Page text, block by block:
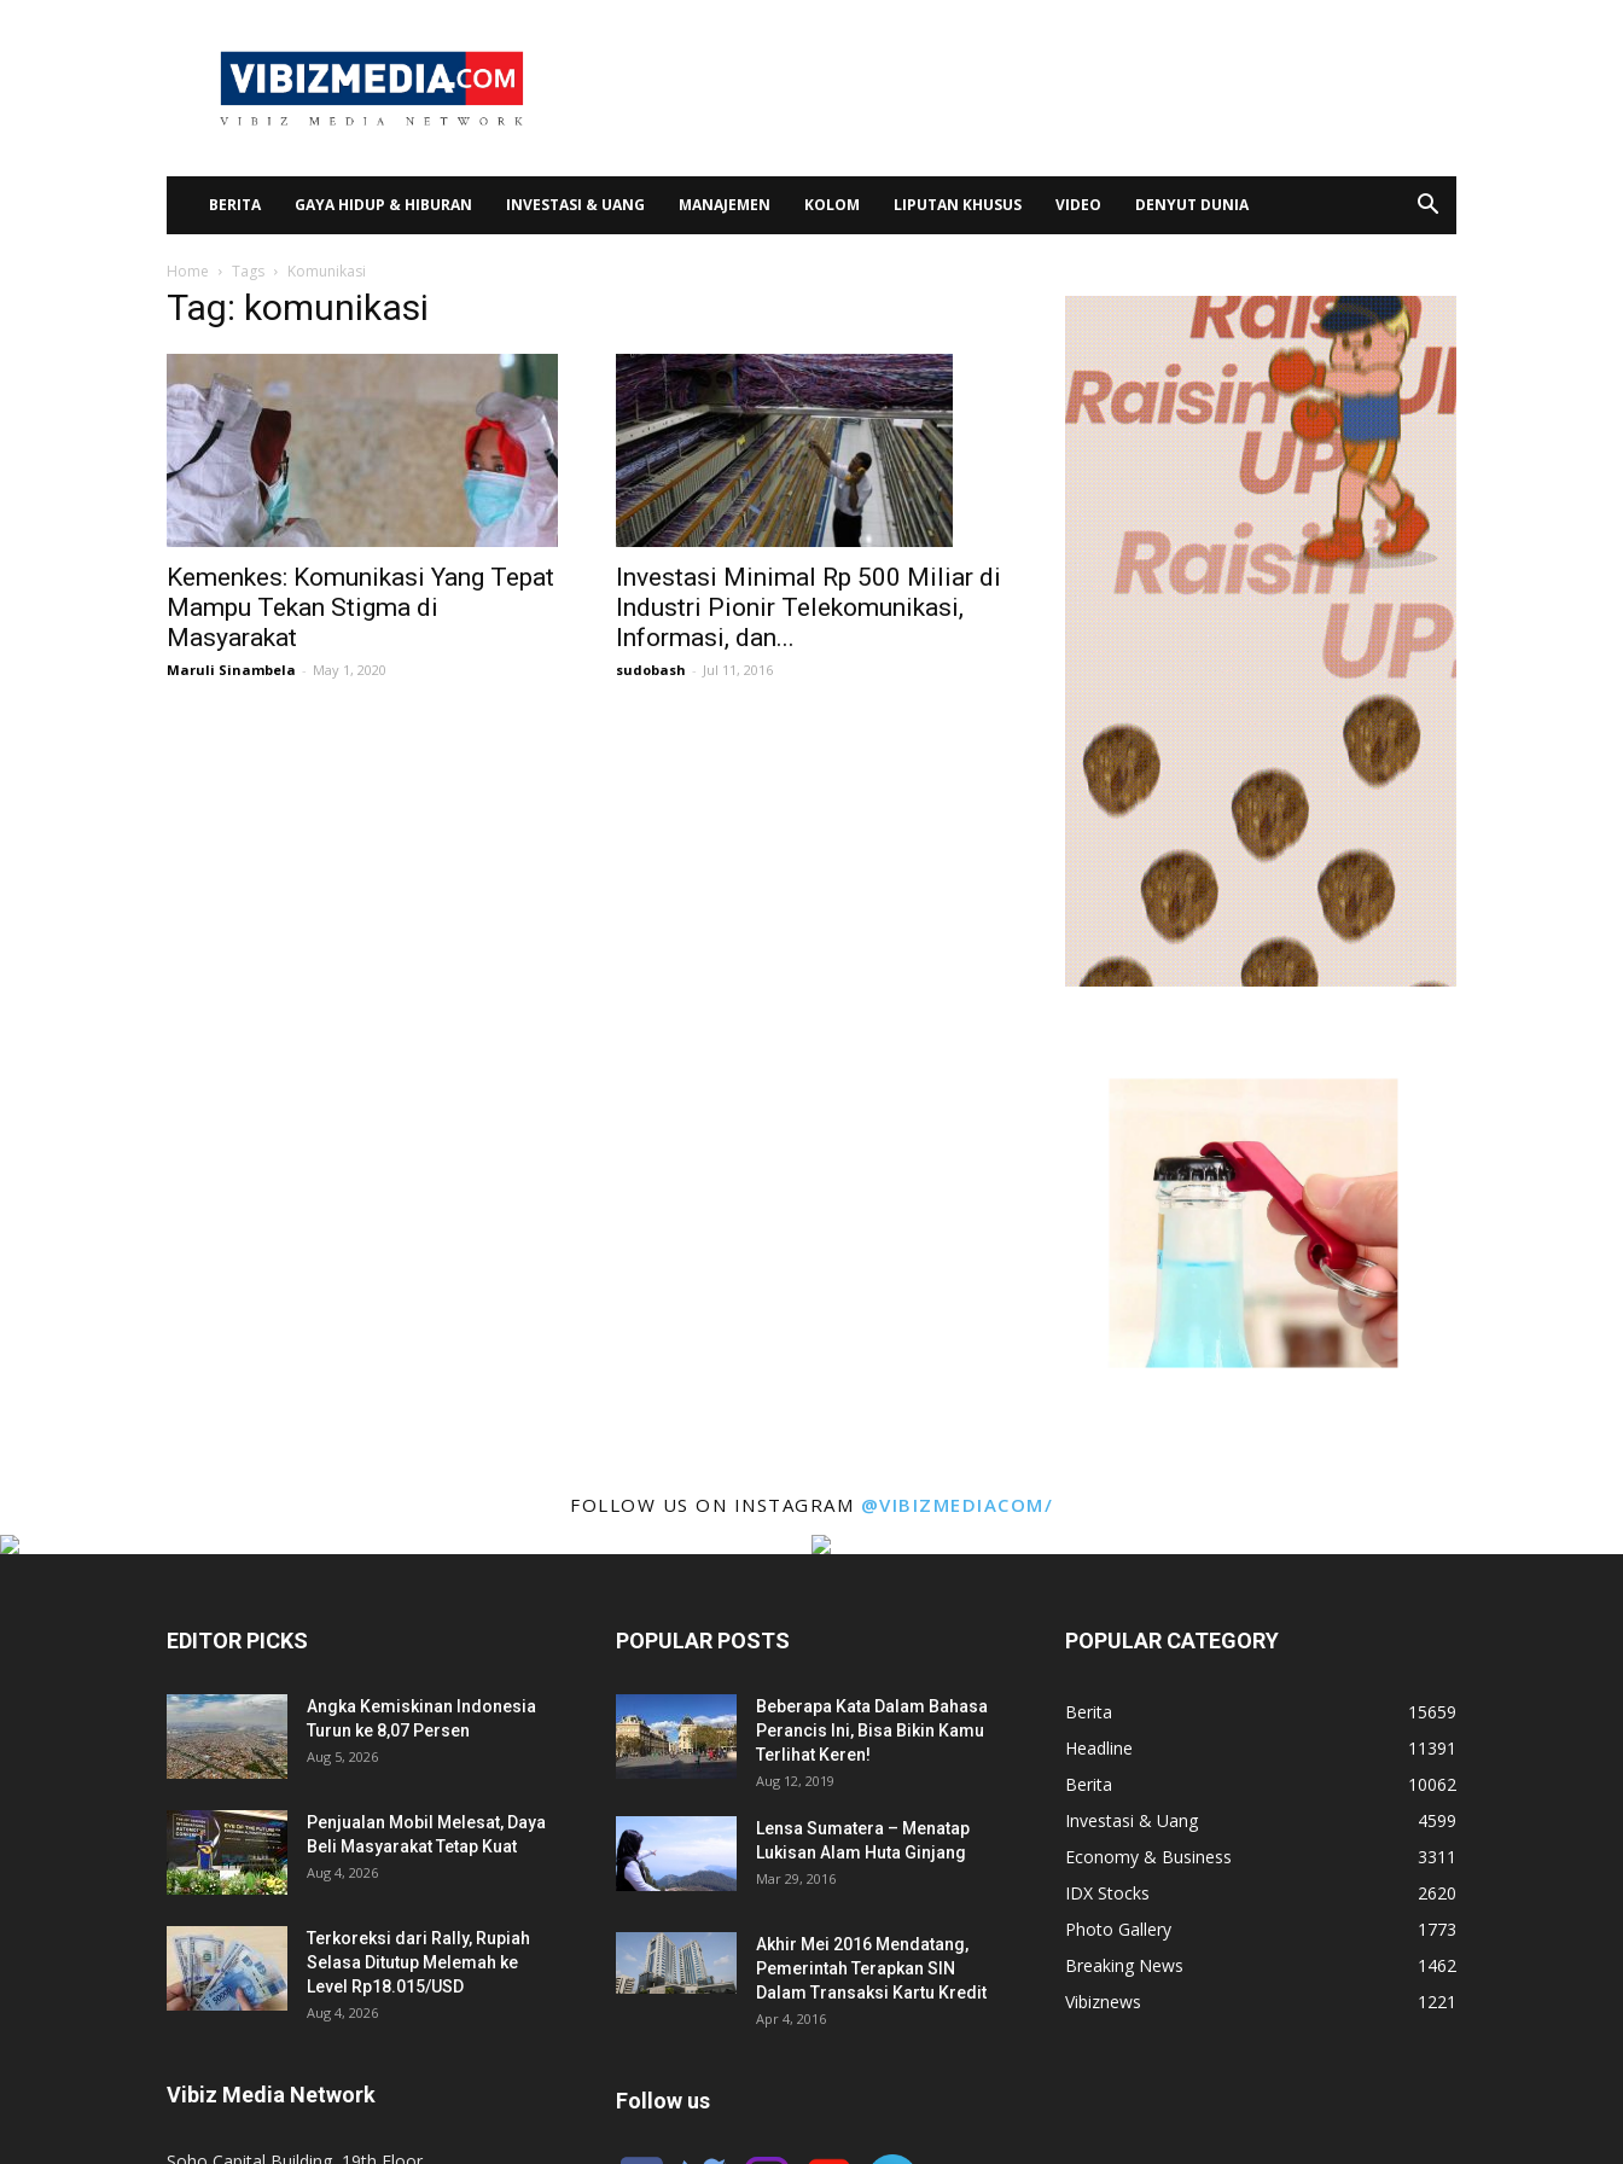
Vibizmedia.com
BERITA GAYA HIDUP & HIBURAN INVESTASI & UANG MANAJEMEN KOLOM LIPUTAN KHUSUS VIDEO DENYUT DUNIA
Home Tags Komunikasi
Tag: komunikasi
Kemenkes: Komunikasi Yang Tepat
Mampu Tekan Stigma di
Masyarakat
Maruli Sinambela - May 1, 2020
Investasi Minimal Rp 500 Miliar di
Industri Pionir Telekomunikasi,
Informasi, dan...
sudobash - Jul 11, 2016
FOLLOW US ON INSTAGRAM @VIBIZMEDIACOM/
EDITOR PICKS
Angka Kemiskinan Indonesia
Turun ke 8,07 Persen
Aug 5, 2026
Penjualan Mobil Melesat, Daya
Beli Masyarakat Tetap Kuat
Aug 4, 2026
Terkoreksi dari Rally, Rupiah
Selasa Ditutup Melemah ke
Level Rp18.015/USD
Aug 4, 2026
Vibiz Media Network
POPULAR POSTS
Beberapa Kata Dalam Bahasa
Perancis Ini, Bisa Bikin Kamu
Terlihat Keren!
Aug 12, 2019
Lensa Sumatera – Menatap
Lukisan Alam Huta Ginjang
Mar 29, 2016
Akhir Mei 2016 Mendatang,
Pemerintah Terapkan SIN
Dalam Transaksi Kartu Kredit
Apr 4, 2016
Follow us
POPULAR CATEGORY
Berita
15659
Headline
11391
Berita
10062
Investasi & Uang
4599
Economy & Business
3311
IDX Stocks
2620
Photo Gallery
1773
Breaking News
1462
Vibiznews
1221